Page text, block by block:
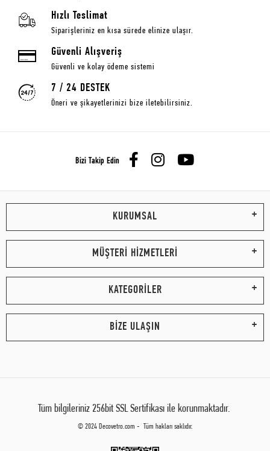
Hızlı Teslimat
Siparişleriniz en kısa sürede elinize ulaşır.
Güvenli Alışveriş
Güvenli ve kolay ödeme sistemi
7 / 24 DESTEK
Öneri ve şikayetlerinizi bize iletebilirsiniz.
Bizi Takip Edin
KURUMSAL
MÜŞTERİ HİZMETLERİ
KATEGORİLER
BİZE ULAŞIN
Tüm bilgileriniz 256bit SSL Sertifikası ile korunmaktadır.
© 2024 Decovetro.com - Tüm hakları saklıdır.